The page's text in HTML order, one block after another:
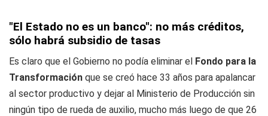
"El Estado no es un banco": no más créditos,
sólo habrá subsidio de tasas
Es claro que el Gobierno no podía eliminar el Fondo para la
Transformación que se creó hace 33 años para apalancar
al sector productivo y dejar al Ministerio de Producción sin
ningún tipo de rueda de auxilio, mucho más luego de que 26